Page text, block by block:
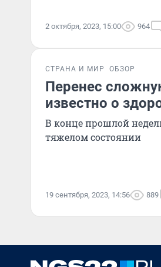
2 октября, 2023, 15:00 964
СТРАНА И МИР ОБЗОР
Перенес
известно о
В конце прошлой
тяжелом состоянии
19 сентября, 2023, 14:56 889